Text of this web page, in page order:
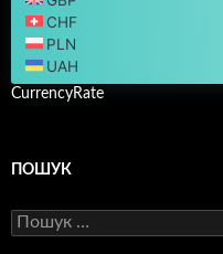
CurrencyRate
ПОШУК
Пошук: